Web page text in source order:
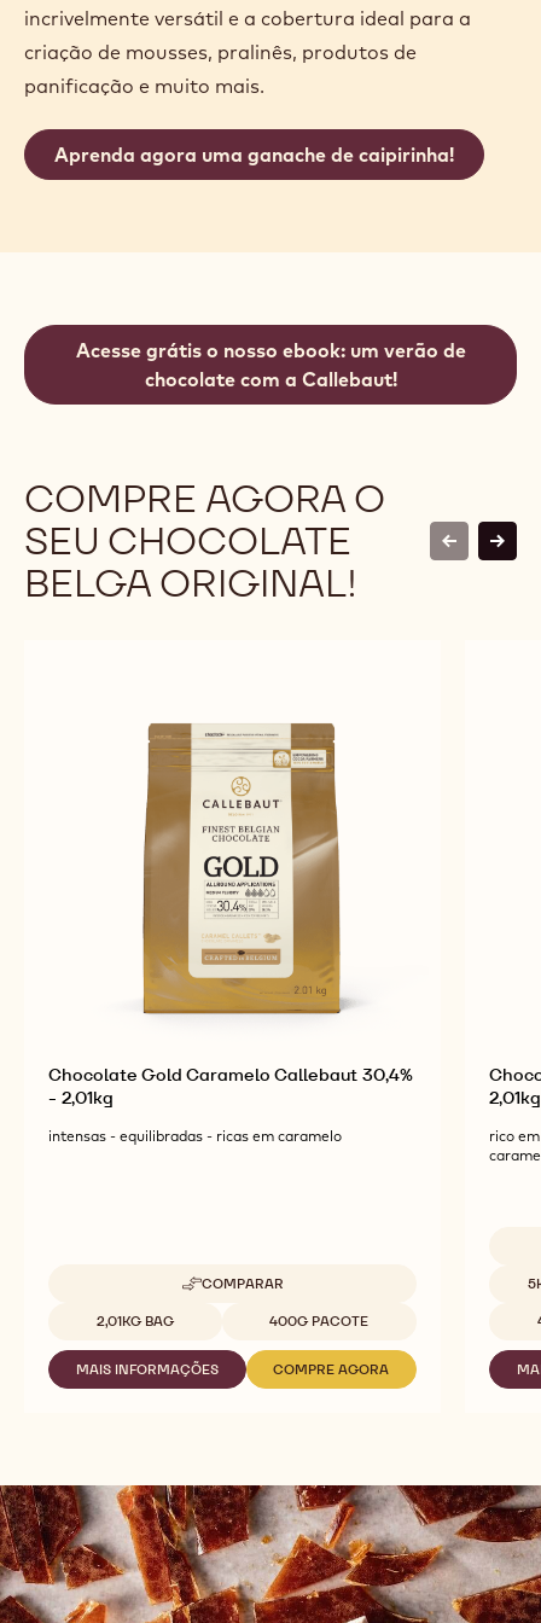
CHOCOLATE AMARGO
corpo sólido de cacau e notas finas e frutadas. Com
um teor de cacau de 54,5%, ele pode adicionar
chocolate sem sobrecarregar sabores mais
incrivelmente versátil e a cobertura ideal para a
criação de mousses, pralinês, produtos de
panificação e muito mais.
COMPRE AGORA O
SEU CHOCOLATE
BELGA ORIGINAL!
Chocolate Gold Caramelo Callebaut 30,4%
COMPARAR
-
CHOCOLATE